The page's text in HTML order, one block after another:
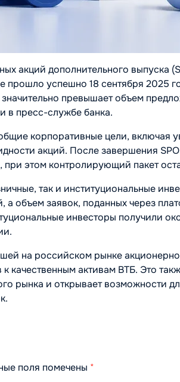
акций дополнительного выпуска
прошло успешно 18 сентября 2025
превышает объем
в пресс-службе банка.
корпоративные цели, включая
акций. После завершения
этом контролирующий пакет
так и институциональные
а объем заявок, поданных через
инвесторы получили
на российском рынке
качественным активам ВТБ. Это
рынка и открывает возможности
поля помечены *